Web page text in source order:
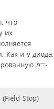
что
их
Как и у диода,
n—-